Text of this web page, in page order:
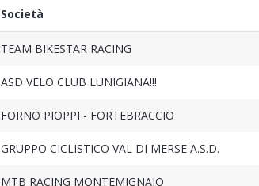
Società
TEAM BIKESTAR RACING
ASD VELO CLUB LUNIGIANA!!!
FORNO PIOPPI - FORTEBRACCIO
GRUPPO CICLISTICO VAL DI MERSE A.S.D.
MTB RACING MONTEMIGNAIO